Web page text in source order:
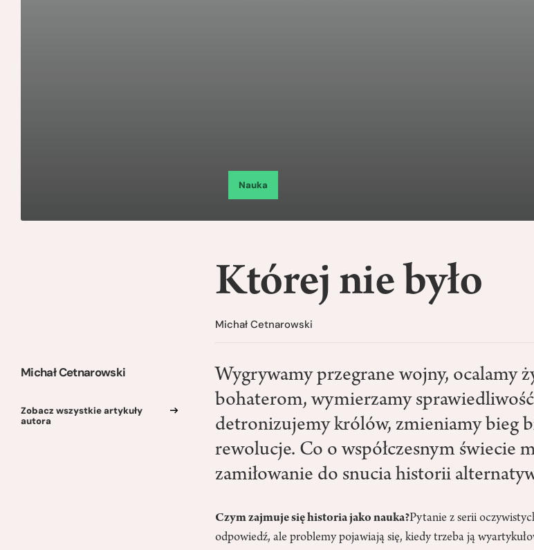
Nauka
Michał Cetnarowski
Zobacz wszystkie artykuły
autora
Której nie było
Michał Cetnarowski
Wygrywamy przegrane wojny, ocalamy
bohaterom, wymierzamy
detronizujemy królów, zmieniamy bieg
rewolucje. Co o współczesnym świecie
zamiłowanie do snucia historii
Czym zajmuje się historia jako nauka?Pytanie z serii
odpowiedź, ale problemy pojawiają się, kiedy trzeba ją